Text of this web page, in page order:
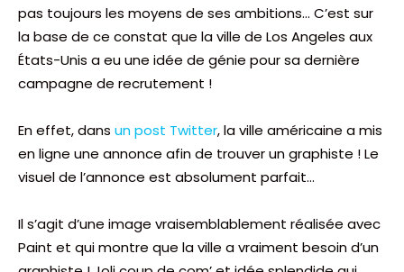
pas toujours les moyens de ses ambitions… C’est sur
la base de ce constat que la ville de Los Angeles aux
États-Unis a eu une idée de génie pour sa dernière
campagne de recrutement !
En effet, dans un post Twitter, la ville américaine a mis
en ligne une annonce afin de trouver un graphiste ! Le
visuel de l’annonce est absolument parfait…
Il s’agit d’une image vraisemblablement réalisée avec
Paint et qui montre que la ville a vraiment besoin d’un